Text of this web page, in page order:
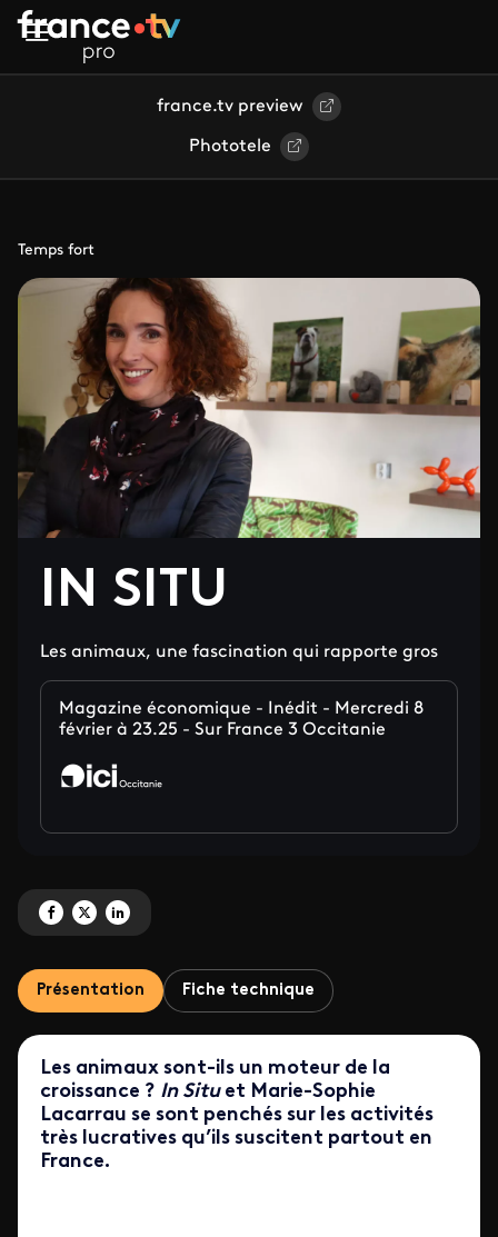
Aller au contenu principal
france.tv preview
Phototele
Temps fort
IN SITU
Les animaux, une fascination qui rapporte gros
Magazine économique - Inédit - Mercredi 8
février à 23.25 - Sur France 3 Occitanie
Partagez ' IN SITU' sur Facebook
Partagez ' IN SITU' sur X
Partagez ' IN SITU' sur LinkedIn
Présentation Fiche technique
Les animaux sont-ils un moteur de la
croissance ? In Situ et Marie-Sophie
Lacarrau se sont penchés sur les activités
très lucratives qu’ils suscitent partout en
France.